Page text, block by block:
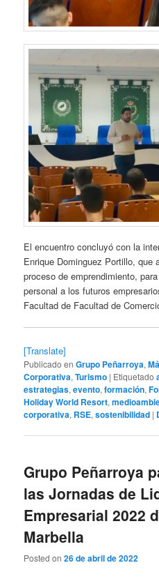
El encuentro concluyó con la
Enrique Dominguez Portillo, que
proceso de emprendimiento,
personal a los futuros
Facultad de Facultad de
[Translate]
Publicado en Grupo Peñarroya,
Corporativa,Turismo | Etiquetado
estrategias,evento,formación,
Holiday World Resort,
corporativa, RSE,sostenibilidad |
Grupo Peñarroya
las Jornadas de
Empresarial 2022
Marbella
Posted on26 de abril de 2022